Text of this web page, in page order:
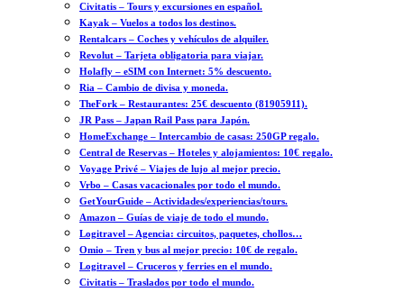
Civitatis – Tours y excursiones en español.
Kayak – Vuelos a todos los destinos.
Rentalcars – Coches y vehículos de alquiler.
Revolut – Tarjeta obligatoria para viajar.
Holafly – eSIM con Internet: 5% descuento.
Ria – Cambio de divisa y moneda.
TheFork – Restaurantes: 25€ descuento (81905911).
JR Pass – Japan Rail Pass para Japón.
HomeExchange – Intercambio de casas: 250GP regalo.
Central de Reservas – Hoteles y alojamientos: 10€ regalo.
Voyage Privé – Viajes de lujo al mejor precio.
Vrbo – Casas vacacionales por todo el mundo.
GetYourGuide – Actividades/experiencias/tours.
Amazon – Guías de viaje de todo el mundo.
Logitravel – Agencia: circuitos, paquetes, chollos…
Omio – Tren y bus al mejor precio: 10€ de regalo.
Logitravel – Cruceros y ferries en el mundo.
Civitatis – Traslados por todo el mundo.